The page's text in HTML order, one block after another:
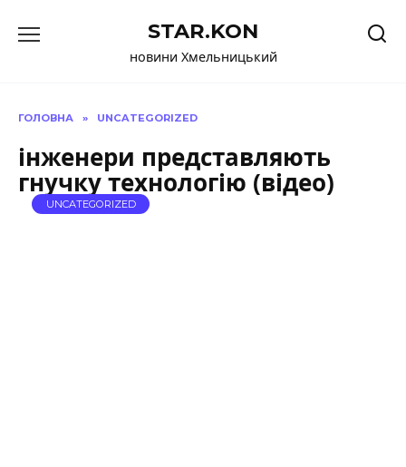
до
STAR.KON
новини Хмельницький
ГОЛОВНА » UNCATEGORIZED
інженери представляють
гнучку технологію (відео)
UNCATEGORIZED